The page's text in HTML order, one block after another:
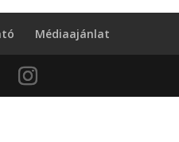
Médiaajánlat